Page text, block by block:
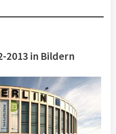
2013 in Bildern